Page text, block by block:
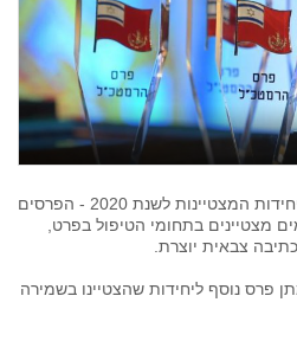
אתר צה"ל פרסם את רשימת היחידות המצטיינות לשנת 2020 - הפרסים
מצטיינים בתחומי הטיפול בפרט,
צבאית יוצרת.
פרס נוסף ליחידות שהצטיינו בשמירה